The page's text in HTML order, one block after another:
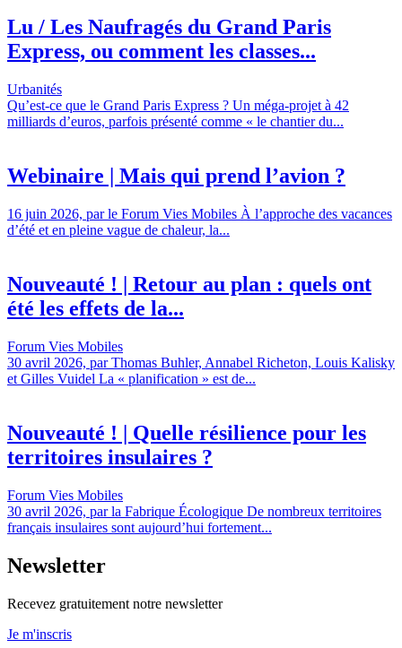
Lu / Les Naufragés du Grand Paris
Express, ou comment les classes...
Urbanités
Qu’est-ce que le Grand Paris Express ? Un méga-projet à 42
milliards d’euros, parfois présenté comme « le chantier du...
Webinaire | Mais qui prend l’avion ?
16 juin 2026, par le Forum Vies Mobiles À l’approche des vacances
d’été et en pleine vague de chaleur, la...
Nouveauté ! | Retour au plan : quels ont
été les effets de la...
Forum Vies Mobiles
30 avril 2026, par Thomas Buhler, Annabel Richeton, Louis Kalisky
et Gilles Vuidel La « planification » est de...
Nouveauté ! | Quelle résilience pour les
territoires insulaires ?
Forum Vies Mobiles
30 avril 2026, par la Fabrique Écologique De nombreux territoires
français insulaires sont aujourd’hui fortement...
Newsletter
Recevez gratuitement notre newsletter
Je m'inscris